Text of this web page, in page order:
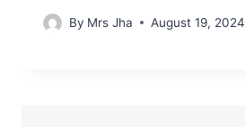
By Mrs Jha August 19, 2024